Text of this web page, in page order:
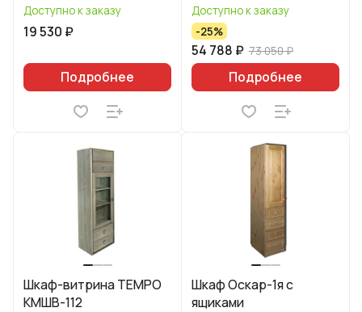
Доступно к заказу
19 530 ₽
Подробнее
Доступно к заказу
-25%
54 788 ₽ 73 050 ₽
Подробнее
Шкаф-витрина TEMPO
КМШВ-112
Шкаф Оскар-1я с
ящиками